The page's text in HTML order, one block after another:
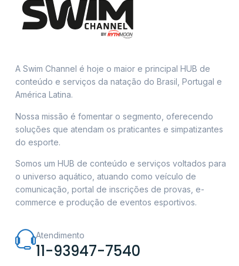
A Swim Channel é hoje o maior e principal HUB de
conteúdo e serviços da natação do Brasil, Portugal e
América Latina.
Nossa missão é fomentar o segmento, oferecendo
soluções que atendam os praticantes e simpatizantes
do esporte.
Somos um HUB de conteúdo e serviços voltados para
o universo aquático, atuando como veículo de
comunicação, portal de inscrições de provas, e-
commerce e produção de eventos esportivos.
Atendimento
11-93947-7540